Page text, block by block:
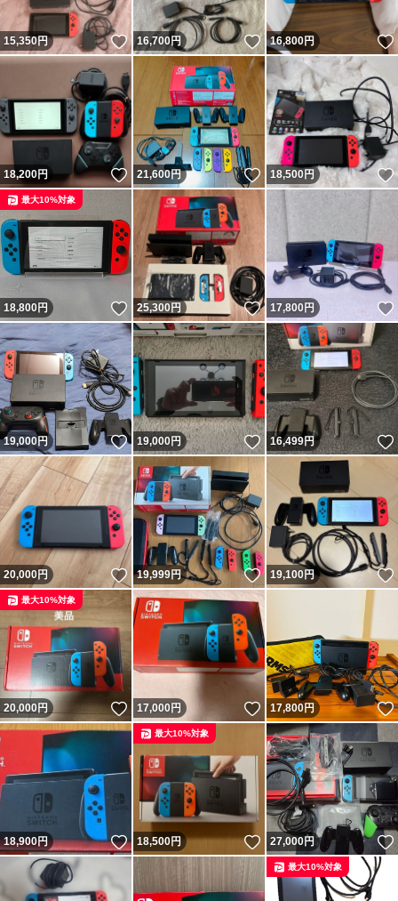
15,350円 いいね！
16,700円 いいね！
16,800円
18,200円 いいね！
21,600円 いいね！
18,500円
18,800円 いいね！
最大10%対象
25,300円 いいね！
17,800円
19,000円 いいね！
19,000円 いいね！
16,499円
20,000円 いいね！
19,999円 いいね！
19,100円
20,000円 いいね！
最大10%対象
17,000円 いいね！
17,800円
18,900円 いいね！
18,500円 いいね！
最大10%対象
27,000円
最大10%対象